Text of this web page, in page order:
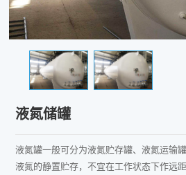
液氮储罐
液氮罐一般可分为液氮贮存罐、液氮运输
液氮的静置贮存，不宜在工作状态下作远